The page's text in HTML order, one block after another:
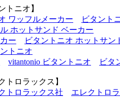
トニオ】
ワッフルメーカー
ビタント
ホットサンド ベーカー
ー
ビタントニオ ホットサン
トニオ
vitantonio ビタントニオ ビタ
トロラックス】
トロラックス社
エレクトロ